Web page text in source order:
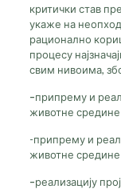
критички став
укаже на
рационално
процесу
свим нивоима,
–припрему и
животне
-припрему и
животне
–реализацију